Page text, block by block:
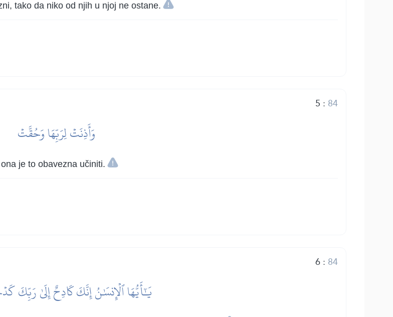
tako da niko od njih u njoj ne ostane.
5 : 84
وَأَذِنَتۡ لِرَبِّهَا وَحُقَّتۡ
je to obavezna učiniti.
6: 84
يَٰٓأَيُّهَا ٱلۡإِنسَٰنُ إِنَّكَ كَادِحٌ إِلَىٰ رَبِّكَ